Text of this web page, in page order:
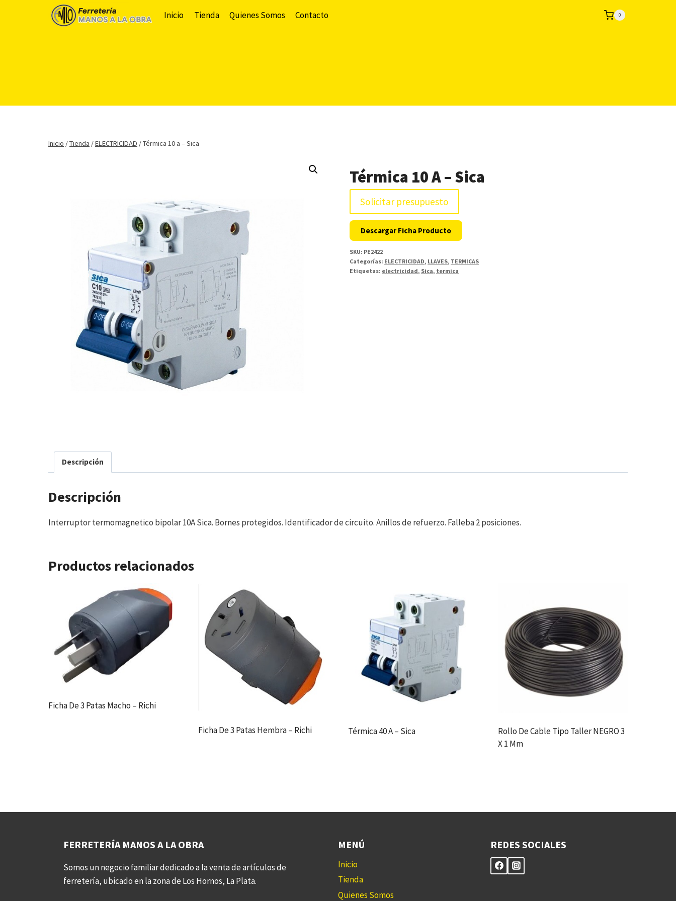
Inicio Tienda Quienes Somos Contacto 0
Inicio /Tienda /ELECTRICIDAD /Térmica 10 a – Sica
Térmica 10 A – Sica
Solicitar presupuesto
Descargar Ficha Producto
SKU: PE2422
Categorías: ELECTRICIDAD, LLAVES, TERMICAS
Etiquetas: electricidad, Sica, termica
Descripción
Descripción
Interruptor termomagnetico bipolar 10A Sica. Bornes protegidos. Identificador de circuito. Anillos de refuerzo. Falleba 2 posiciones.
Productos relacionados
Ficha De 3 Patas Macho – Richi
Ficha De 3 Patas Hembra – Richi Térmica 40 A – Sica
Rollo De Cable Tipo Taller NEGRO 3
X 1 Mm
FERRETERÍA MANOS A LA OBRA
Somos un negocio familiar dedicado a la venta de artículos de
ferretería, ubicado en la zona de Los Hornos, La Plata.
MENÚ
Inicio
Tienda
Quienes Somos
REDES SOCIALES